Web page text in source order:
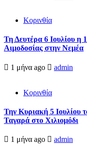
Κορινθία
Τη Δευτέρα 6 Ιουλίου
Αιμοδοσίας στην Νεμέα
1 μήνα ago admin
Κορινθία
Την Κυριακή 5 Ιουλίου
Ταγαρά στο Χιλιομόδι
1 μήνα ago admin